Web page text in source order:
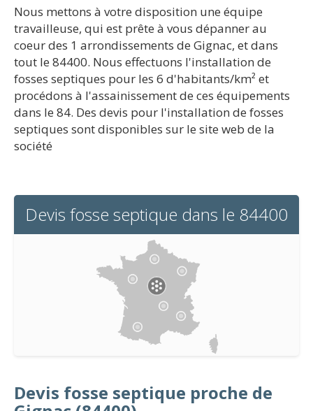
Nous mettons à votre disposition une équipe
travailleuse, qui est prête à vous dépanner au
coeur des 1 arrondissements de Gignac, et dans
tout le 84400. Nous effectuons l'installation de
fosses septiques pour les 6 d'habitants/km² et
procédons à l'assainissement de ces équipements
dans le 84. Des devis pour l'installation de fosses
septiques sont disponibles sur le site web de la
société
Devis fosse septique dans le 84400
Devis fosse septique proche de